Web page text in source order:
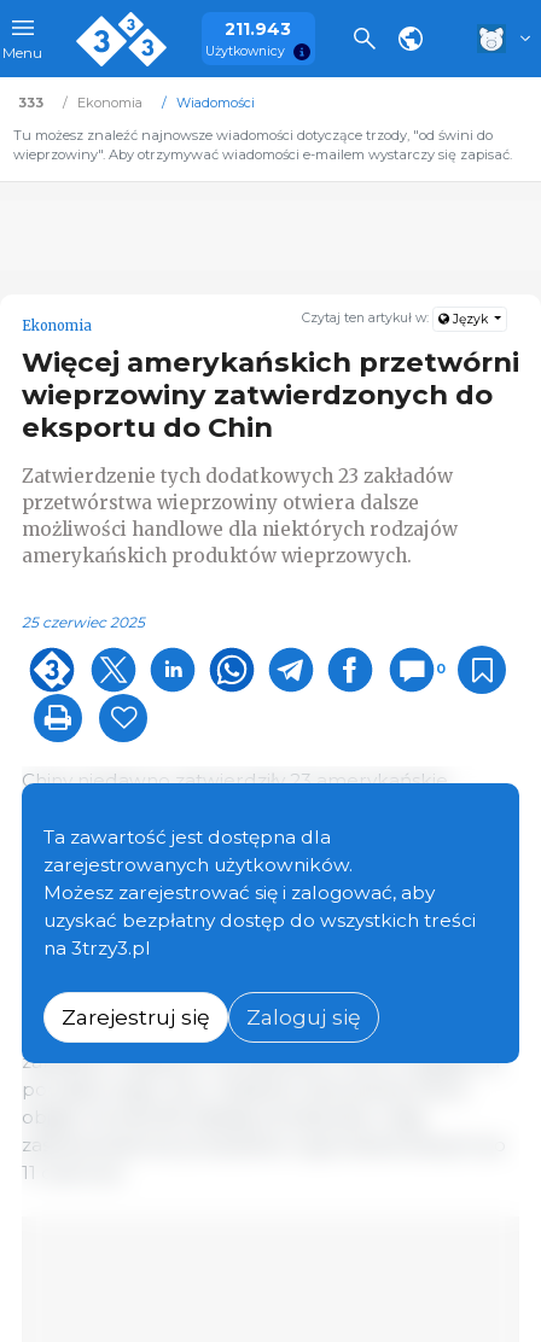
Menu
211.943
Użytkownicy
333 Ekonomia
Wiadomości
Tu możesz znaleźć najnowsze wiadomości dotyczące trzody, "od świni do
wieprzowiny". Aby otrzymywać wiadomości e-mailem wystarczy się zapisać.
Czytaj ten artykuł w: Język
Ekonomia
Więcej amerykańskich przetwórni
wieprzowiny zatwierdzonych do
eksportu do Chin
Zatwierdzenie tych dodatkowych 23 zakładów
przetwórstwa wieprzowiny otwiera dalsze
możliwości handlowe dla niektórych rodzajów
amerykańskich produktów wieprzowych.
25 czerwiec 2025
0
Chiny niedawno zatwierdziły 23 amerykańskie
produktów, do czego doszło w następstwie
niedawnych rozmów handlowych między
Waszyngtonem a Pekinem.
Departament Rolnictwa USA (USDA) i Biuro
współpracowały z Generalną Administracją Celną
Chin w celu odnowienia rejestracji amerykańskich
zakładów mięsnych i drobiarskich, które wygasły na
początku tego roku. Ostatnie odnowienia, które
objęły również 83 zakłady drobiarskie, mają
zastosowanie do produktów wyprodukowanych po
11 czerwca.
Ta zawartość jest dostępna dla
zarejestrowanych użytkowników.
Możesz zarejestrować się i zalogować, aby
uzyskać bezpłatny dostęp do wszystkich treści
na 3trzy3.pl
Zarejestruj się Zaloguj się